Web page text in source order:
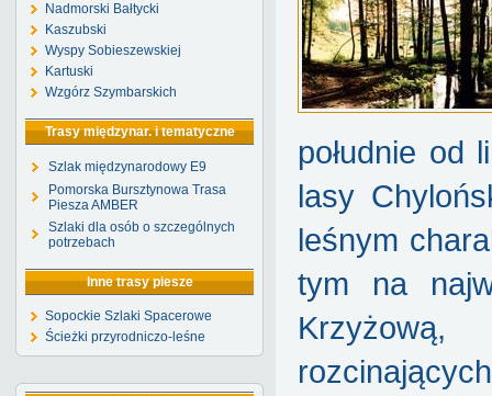
Nadmorski Bałtycki
Kaszubski
Wyspy Sobieszewskiej
Kartuski
Wzgórz Szymbarskich
Trasy międzynar. i tematyczne
Szlak międzynarodowy E9
Pomorska Bursztynowa Trasa
Piesza AMBER
Szlaki dla osób o szczególnych
potrzebach
Inne trasy piesze
Sopockie Szlaki Spacerowe
Ścieżki przyrodniczo-leśne
południe od
lasy
leśnym
tym na